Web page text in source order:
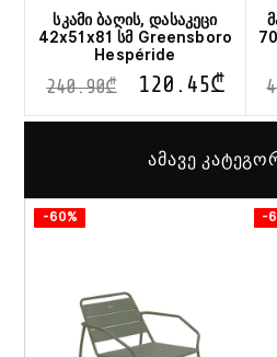
სკამი ბაღის, დასაკეცი
42x51x81 სმ Greensboro
Hespéride
240.90₾ 120.45₾
ამავე
-60% -